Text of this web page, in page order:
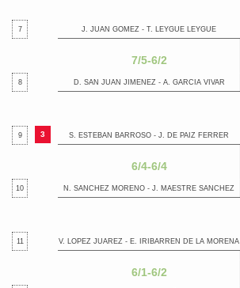
7 J. JUAN GOMEZ - T. LEYGUE LEYGUE
7/5-6/2
8 D. SAN JUAN JIMENEZ - A. GARCIA VIVAR
9 3 S. ESTEBAN BARROSO - J. DE PAIZ FERRER
6/4-6/4
10 N. SANCHEZ MORENO - J. MAESTRE SANCHEZ
11 V. LOPEZ JUAREZ - E. IRIBARREN DE LA MORENA
6/1-6/2